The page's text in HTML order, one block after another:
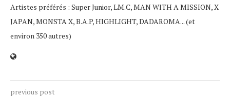
Artistes préférés : Super Junior, LM.C, MAN WITH A MISSION, X
JAPAN, MONSTA X, B.A.P, HIGHLIGHT, DADAROMA... (et
environ 350 autres)
previous post